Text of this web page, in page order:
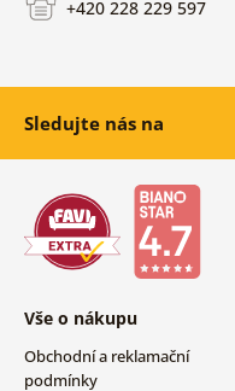
+420 228 229 597
Sledujte nás na
Vše o nákupu
Obchodní a reklamační
podmínky